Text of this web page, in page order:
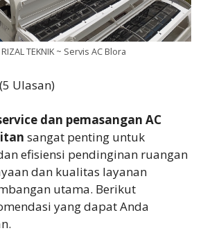
RIZAL TEKNIK ~ Servis AC Blora
Ulasan)
dan pemasangan AC
sangat penting untuk
efisiensi pendinginan ruangan
dan kualitas layanan
utama. Berikut
yang dapat Anda